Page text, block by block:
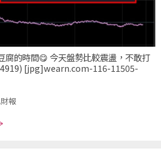
腐的時間😋 今天盤勢比較震盪，不敢打
[jpg]wearn.com-116-11505-
報